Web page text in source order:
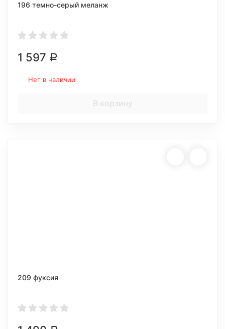
196 темно-серый меланж
1 597 Р
Нет в наличии
В корзину
209 фуксия